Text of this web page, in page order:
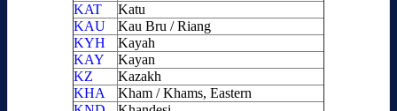
KAT
Katu
KAU
Kau Bru / Riang
KYH
Kayah
KAY
Kayan
KZ
Kazakh
KHA
Kham / Khams, Eastern